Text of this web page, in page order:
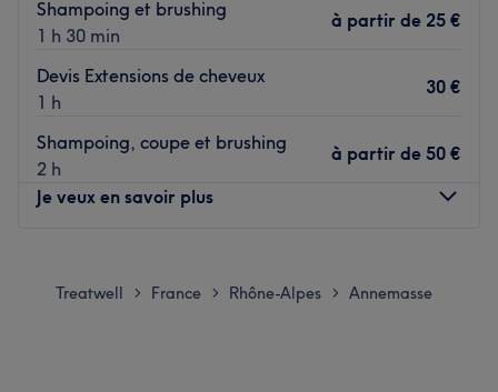
(ligne 5)
L’équipe :
Jesus est à votre disposition pour vous assurer une prise en
charge personnalisée qui répond parfaitement à votre
niveau d’exigence.
Nos coups de cœur :
L’atmosphère : on entre dans un cadre confortable à la
techniques.
Les marques et produits utilisés : L'Oréal, Love Paris et
Shampoing et brushing
1 h 30 min
à partir de 25 €
Devis Extensions de cheveux
1 h
30 €
Shampoing, coupe et brushing
2 h
à partir de 50 €
Je veux en savoir plus
Mardi
10:00
Treatwell > France > Rhône-Alpes > Annemasse